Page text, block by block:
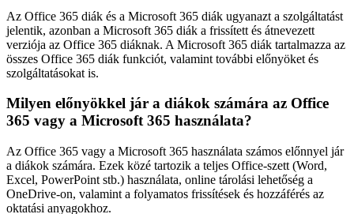
Az Office 365 diák és a Microsoft 365 diák ugyanazt a szolgáltatást
jelentik, azonban a Microsoft 365 diák a frissített és átnevezett
verziója az Office 365 diáknak. A Microsoft 365 diák tartalmazza az
összes Office 365 diák funkciót, valamint további előnyöket és
szolgáltatásokat is.
Milyen előnyökkel jár a diákok számára az Office
365 vagy a Microsoft 365 használata?
Az Office 365 vagy a Microsoft 365 használata számos előnnyel jár
a diákok számára. Ezek közé tartozik a teljes Office-szett (Word,
Excel, PowerPoint stb.) használata, online tárolási lehetőség a
OneDrive-on, valamint a folyamatos frissítések és hozzáférés az
oktatási anyagokhoz.